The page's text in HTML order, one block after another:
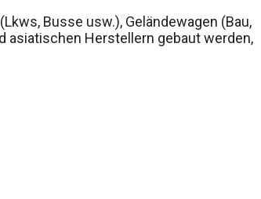
Busse usw.), Geländewagen (Bau,
asiatischen Herstellern gebaut werden,